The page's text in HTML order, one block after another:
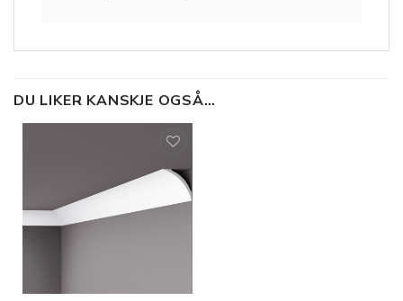
DU LIKER KANSKJE OGSÅ…
Legg til
ønskeliste